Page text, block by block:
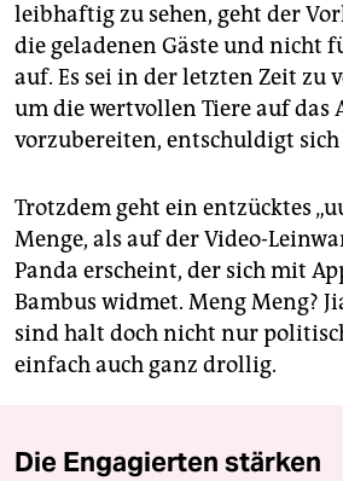
leibhaftig zu sehen, geht der
die geladenen Gäste und nicht
auf. Es sei in der letzten Zeit zu
um die wertvollen Tiere auf das
vorzubereiten, entschuldigt
Trotzdem geht ein entzücktes
Menge, als auf der Video-
Panda erscheint, der sich mit
Bambus widmet. Meng Meng?
sind halt doch nicht nur
einfach auch ganz drollig.
Die Engagierten stärken